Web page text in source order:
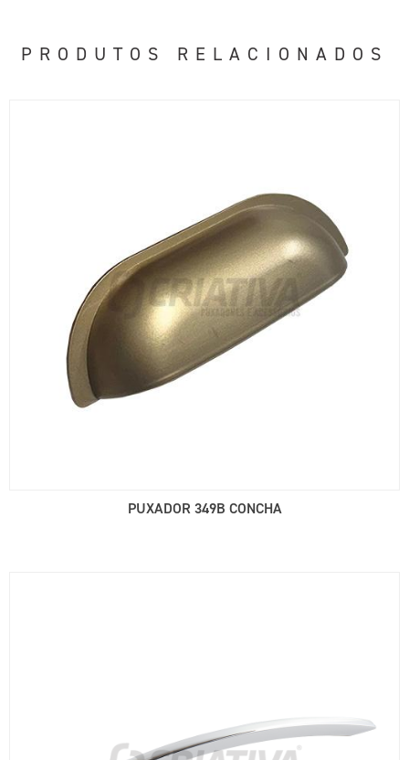
PRODUTOS RELACIONADOS
PUXADOR 349B CONCHA